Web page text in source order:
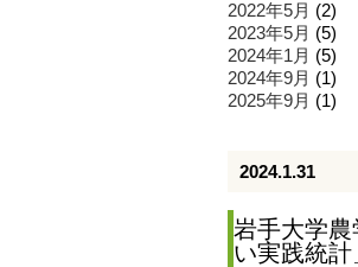
2022年5月 (2)
2023年5月 (5)
2024年1月 (5)
2024年9月 (1)
2025年9月 (1)
2024.1.31
岩手大学
い実践統